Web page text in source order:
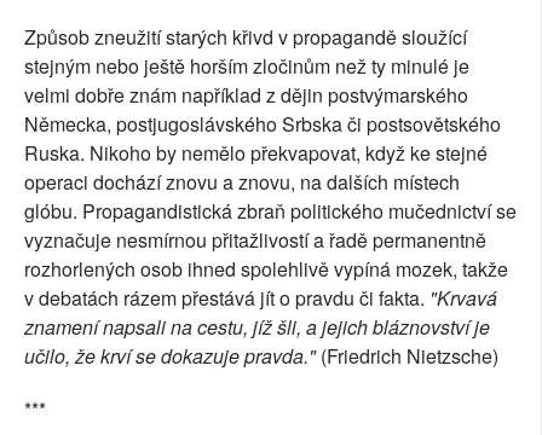
Způsob zneužití starých křivd v propagandě sloužící
stejným nebo ještě horším zločinům než ty minulé je
velmi dobře znám například z dějin postvýmarského
Německa, postjugoslávského Srbska či postsovětského
Ruska. Nikoho by nemělo překvapovat, když ke stejné
operaci dochází znovu a znovu, na dalších místech
glóbu. Propagandistická zbraň politického mučednictví se
vyznačuje nesmírnou přitažlivostí a řadě permanentně
rozhorlených osob ihned spolehlivě vypíná mozek, takže
v debatách rázem přestává jít o pravdu či fakta. "Krvavá
znamení napsali na cestu, jíž šli, a jejich bláznovství je
učilo, že krví se dokazuje pravda."(Friedrich Nietzsche)
***